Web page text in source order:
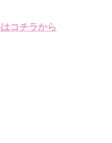
コチラから